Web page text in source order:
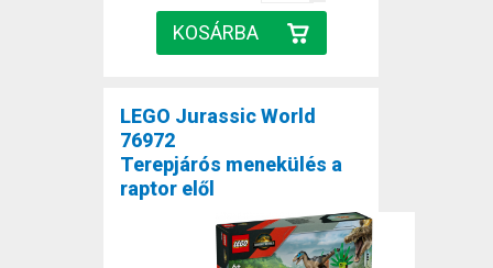
LEGO Jurassic World
76972
Terepjárós menekülés a
raptor elől